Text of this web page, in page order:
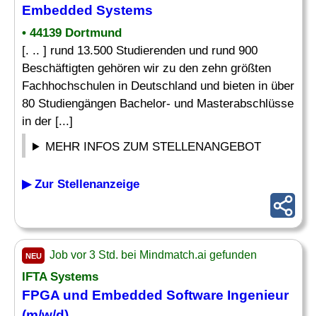
Embedded Systems
• 44139 Dortmund
[. .. ] rund 13.500 Studierenden und rund 900
Beschäftigten gehören wir zu den zehn größten
Fachhochschulen in Deutschland und bieten in über
80 Studiengängen Bachelor- und Masterabschlüsse
in der [...]
MEHR INFOS ZUM STELLENANGEBOT
▶ Zur Stellenanzeige
NEU Job vor 3 Std. bei Mindmatch.ai gefunden
IFTA Systems
FPGA und Embedded Software Ingenieur